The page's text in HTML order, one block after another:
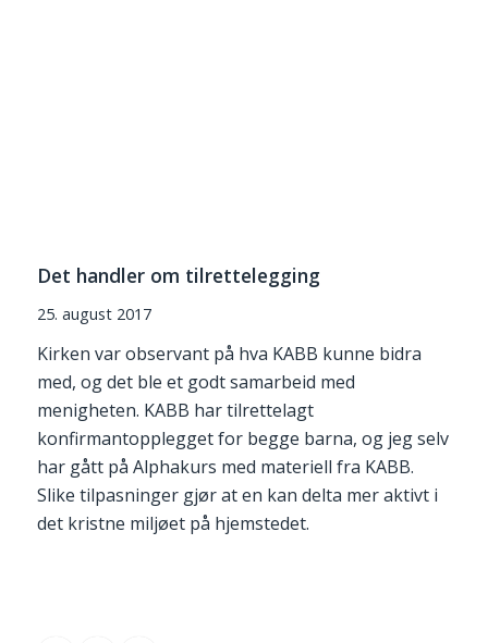
Det handler om tilrettelegging
25. august 2017
Kirken var observant på hva KABB kunne bidra
med, og det ble et godt samarbeid med
menigheten. KABB har tilrettelagt
konfirmantopplegget for begge barna, og jeg selv
har gått på Alphakurs med materiell fra KABB.
Slike tilpasninger gjør at en kan delta mer aktivt i
det kristne miljøet på hjemstedet.